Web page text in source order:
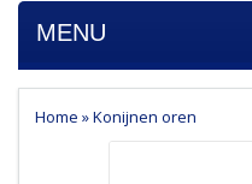
MENU
Home »Konijnen oren